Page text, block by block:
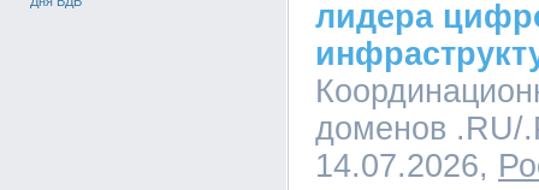
лидера
доменов .RU/
14.07.2026,